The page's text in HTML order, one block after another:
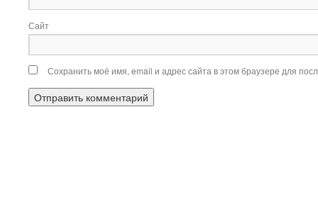
Сайт
Сохранить моё имя, email и адрес сайта в этом браузере для